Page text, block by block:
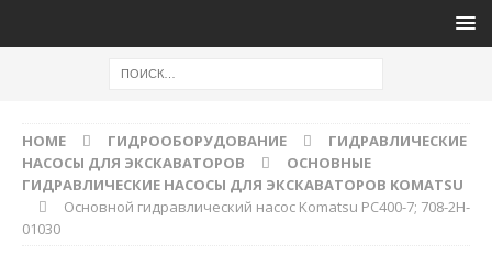
HOME ГИДРООБОРУДОВАНИЕ
ГИДРАВЛИЧЕСКИЕ
НАСОСЫ ДЛЯ ЭКСКАВАТОРОВ
ОСНОВНЫЕ
ГИДРАВЛИЧЕСКИЕ НАСОСЫ ДЛЯ ЭКСКАВАТОРОВ KOMATSU
Основной гидравлический насос Komatsu PC400-7; 708-2H-
01030